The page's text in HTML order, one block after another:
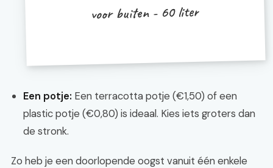
voor buiten - 60 liter
Een potje: Een terracotta potje (€1,50) of een
plastic potje (€0,80) is ideaal. Kies iets groters dan
de stronk.
Zo heb je een doorlopende oogst vanuit één enkele